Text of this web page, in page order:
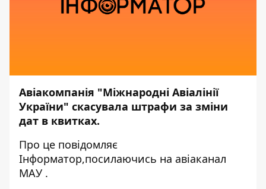
Авіакомпанія "Міжнародні Авіалінії
України" скасувала штрафи за зміни
дат в квитках.
Про це повідомляє
Інформатор,посилаючись на авіаканал
МАУ .